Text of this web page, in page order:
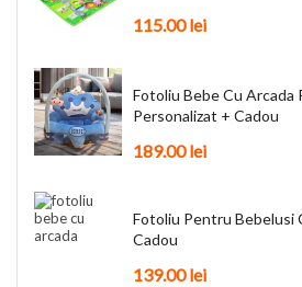
115.00lei
Fotoliu Bebe Cu Arcada
Personalizat + Cadou
189.00lei
Fotoliu Pentru Bebelusi
Cadou
139.00lei